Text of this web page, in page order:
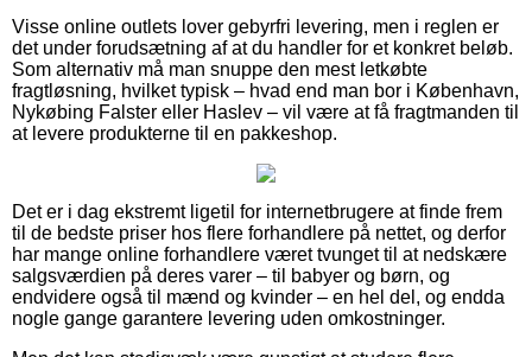
Visse online outlets lover gebyrfri levering, men i reglen er
det under forudsætning af at du handler for et konkret beløb.
Som alternativ må man snuppe den mest letkøbte
fragtløsning, hvilket typisk – hvad end man bor i København,
Nykøbing Falster eller Haslev – vil være at få fragtmanden til
at levere produkterne til en pakkeshop.
Det er i dag ekstremt ligetil for internetbrugere at finde frem
til de bedste priser hos flere forhandlere på nettet, og derfor
har mange online forhandlere været tvunget til at nedskære
salgsværdien på deres varer – til babyer og børn, og
endvidere også til mænd og kvinder – en hel del, og endda
nogle gange garantere levering uden omkostninger.